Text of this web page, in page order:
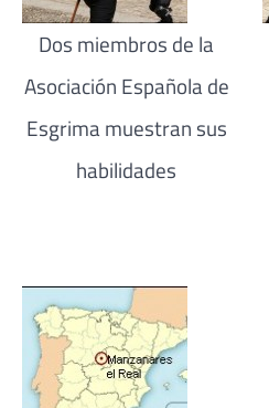
Dos miembros de la
Asociación Española de
Esgrima muestran sus
habilidades